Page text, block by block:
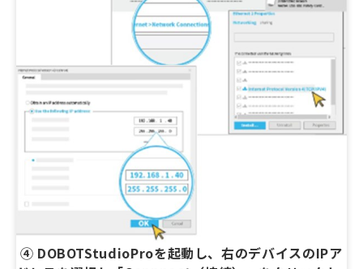
④ DOBOTStudioProを起動し、右のデバイスのIPア